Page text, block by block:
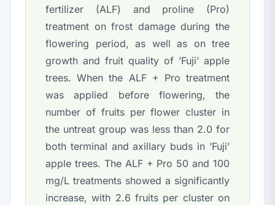
fertilizer (ALF) and proline (Pro)
treatment on frost damage during the
flowering period, as well as on tree
growth and fruit quality of ’Fuji’ apple
trees. When the ALF + Pro treatment
was applied before flowering, the
number of fruits per flower cluster in
the untreat group was less than 2.0 for
both terminal and axillary buds in ’Fuji’
apple trees. The ALF + Pro 50 and 100
mg/L treatments showed a significantly
increase, with 2.6 fruits per cluster on